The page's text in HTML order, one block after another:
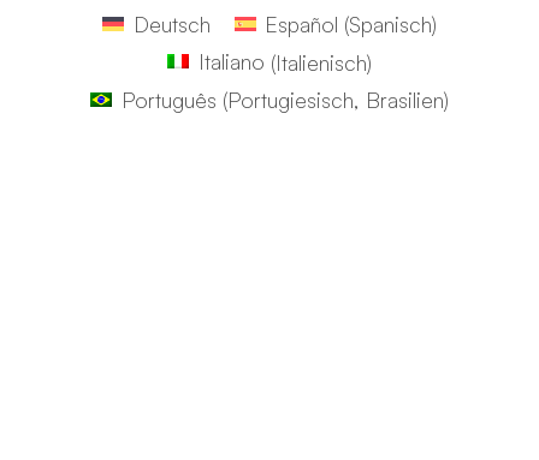
Deutsch
Español (Spanisch)
Italiano (Italienisch)
Português (Portugiesisch, Brasilien)